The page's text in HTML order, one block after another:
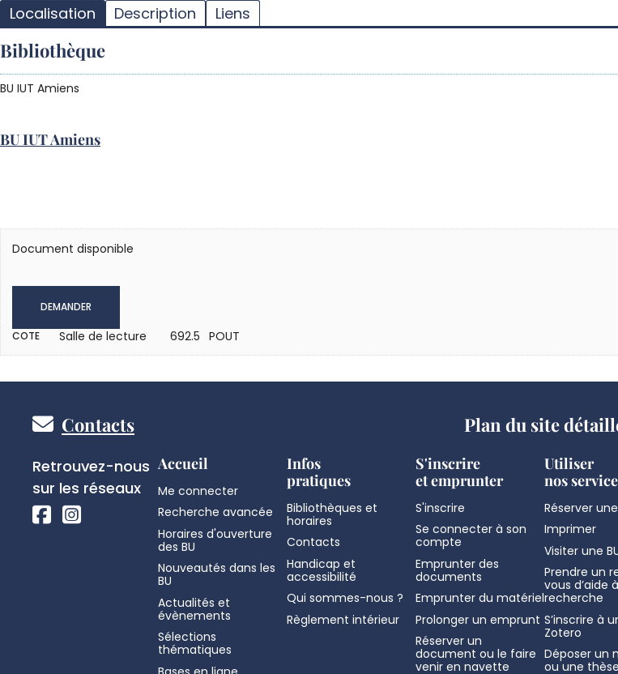
Localisation Description Liens
Bibliothèque
BU IUT Amiens
BU IUT Amiens
Document disponible
DEMANDER
COTE Salle de lecture 692.5 POUT
Pied
de
page
Contacts
Réseaux
sociaux
Retrouvez-nous
sur les réseaux
Plan du site
Accueil
Me connecter
Recherche avancée
Horaires d'ouverture
des BU
Nouveautés dans les
BU
Actualités et
évènements
Sélections
thématiques
Infos
pratiques
Bibliothèques et
horaires
Contacts
Handicap et
accessibilité
Qui sommes-nous ?
Règlement intérieur
S'inscrire
et emprunter
S'inscrire
Se connecter à son
compte
Emprunter des
documents
Emprunter du matériel
Prolonger un emprunt
Réserver un
document ou le faire
venir en navette
Utiliser
nos
Réserver
Imprimer
Visiter une
Prendre un
vous d’aide
recherche
S’inscrire à
Zotero
Déposer un
ou une thèse